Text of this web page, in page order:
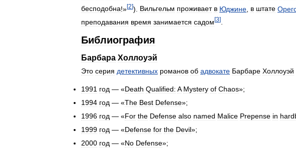
бесподобна!»[2]). Вильгельм проживает в Юджине в штате
преподавания время занимается садом [3]
Библиография
Барбара Холлоуэй
Это серия детективных романов об адвокате Барбаре Холлоуэй
1991 год — «Death Qualified: A Mystery of Chaos»;
1994 год — «The Best Defense»;
1996 год — «For the Defense also named Malice Prepense in
1999 год — «Defense for the Devil»;
2000 год — «No Defense»;